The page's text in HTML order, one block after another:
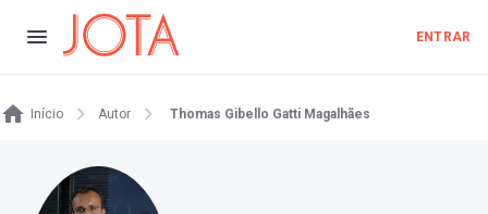
ENTRAR
Início Autor Thomas Gibello Gatti Magalhães